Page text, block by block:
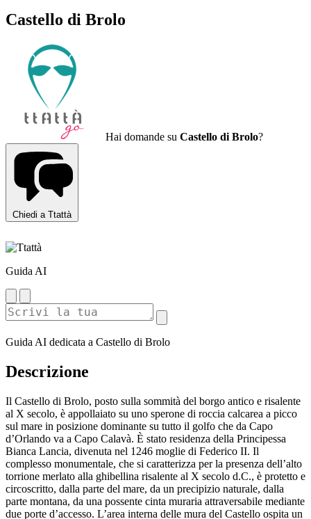
Castello di Brolo
Hai domande su Castello di Brolo?
Chiedi a Ttattà
Guida AI
Guida AI dedicata a Castello di Brolo
Descrizione
Il Castello di Brolo, posto sulla sommità del borgo antico e risalente
al X secolo, è appollaiato su uno sperone di roccia calcarea a picco
sul mare in posizione dominante su tutto il golfo che da Capo
d’Orlando va a Capo Calavà. È stato residenza della Principessa
Bianca Lancia, divenuta nel 1246 moglie di Federico II. Il
complesso monumentale, che si caratterizza per la presenza dell’alto
torrione merlato alla ghibellina risalente al X secolo d.C., è protetto e
circoscritto, dalla parte del mare, da un precipizio naturale, dalla
parte montana, da una possente cinta muraria attraversabile mediante
due porte d’accesso. L’area interna delle mura del Castello ospita un